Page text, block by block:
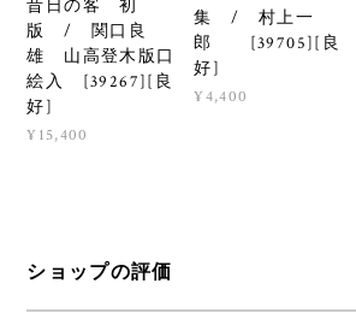
昔日の客 初
版 / 関口良
雄 山高登木版口
絵入 [39267][良
好]
¥15,400
集 / 村上一
郎 [39705][良
好]
¥4,400
ショップの評価